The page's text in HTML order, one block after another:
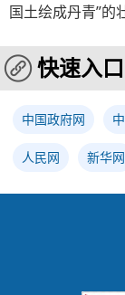
国土绘成丹青”的
快速入口
中国政府网
人民网 新华网